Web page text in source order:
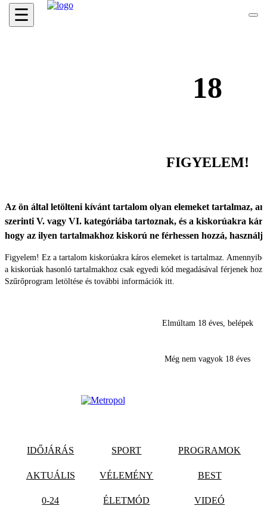
☰
18
FIGYELEM!
Az ön által letölteni kívánt tartalom olyan elemeket tartalmaz,
szerinti V. vagy VI. kategóriába tartoznak, és a kiskorúakra
hogy az ilyen tartalmakhoz kiskorú ne férhessen hozzá,
Figyelem! Ez a tartalom kiskorúakra káros elemeket is tartalmaz.
a kiskorúak hasonló tartalmakhoz csak egyedi kód megadásával férjenek
Szűrőprogram letöltése és további információk itt.
Elmúltam 18 éves, belépek
Még nem vagyok 18 éves
IDŐJÁRÁS SPORT PROGRAMOK
AKTUÁLIS VÉLEMÉNY BEST
0-24 ÉLETMÓD VIDEÓ